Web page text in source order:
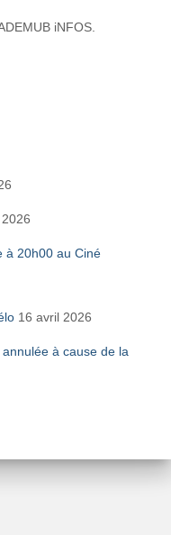
iNFOS.
à 20h00 au Ciné
16 avril 2026
à cause de la